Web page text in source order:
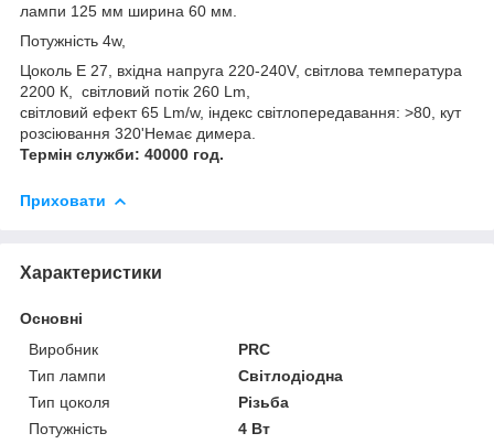
лампи 125 мм ширина 60 мм.
Потужність 4w,
Цоколь Е 27, вхідна напруга 220-240V, світлова температура
2200 К, світловий потік 260 Lm,
світловий ефект 65 Lm/w, індекс світлопередавання: >80, кут
розсіювання 320'Немає димера.
Термін служби: 40000 год.
Приховати
Характеристики
Основні
Виробник
PRC
Тип лампи
Світлодіодна
Тип цоколя
Різьба
Потужність
4 Вт